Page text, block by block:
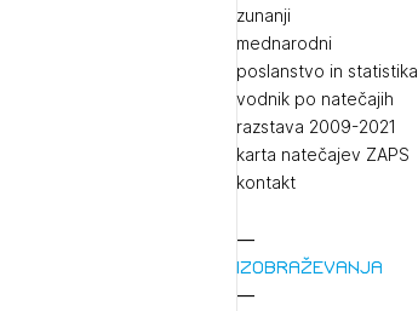
zunanji
mednarodni
poslanstvo in statistika
vodnik po natečajih
razstava 2009-2021
karta natečajev ZAPS
kontakt
Izobraževanja